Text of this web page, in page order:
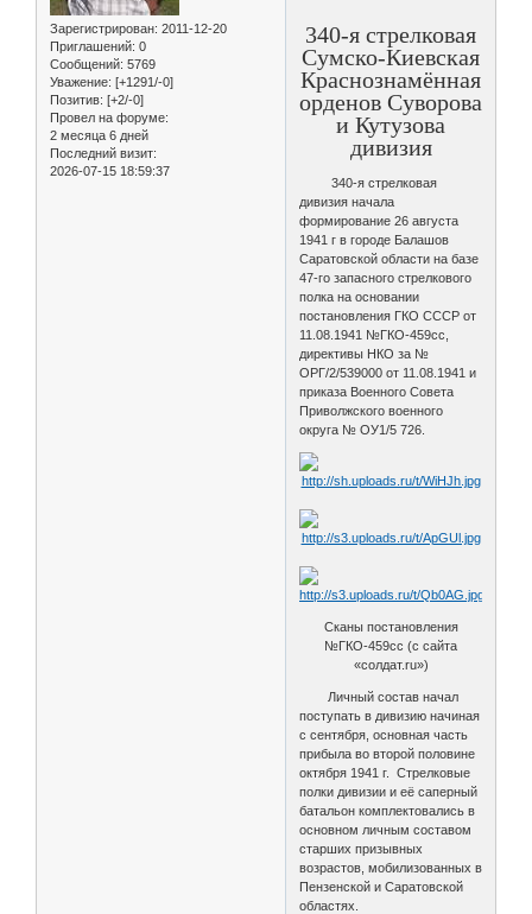
Зарегистрирован: 2011-12-20
Приглашений: 0
Сообщений: 5769
Уважение: [+1291/-0]
Позитив: [+2/-0]
Провел на форуме:
2 месяца 6 дней
Последний визит:
2026-07-15 18:59:37
340-я стрелковая
Сумско-Киевская
Краснознамённая
орденов Суворова
и Кутузова
дивизия
340-я стрелковая
дивизия начала
формирование 26 августа
1941 г в городе Балашов
Саратовской области на базе
47-го запасного стрелкового
полка на основании
постановления ГКО СССР от
11.08.1941 №ГКО-459сс,
директивы НКО за №
ОРГ/2/539000 от 11.08.1941 и
приказа Военного Совета
Приволжского военного
округа № ОУ1/5 726.
Сканы постановления
№ГКО-459сс (с сайта
«солдат.ru»)
Личный состав начал
поступать в дивизию начиная
с сентября, основная часть
прибыла во второй половине
октября 1941 г. Стрелковые
полки дивизии и её саперный
батальон комплектовались в
основном личным составом
старших призывных
возрастов, мобилизованных в
Пензенской и Саратовской
областях.